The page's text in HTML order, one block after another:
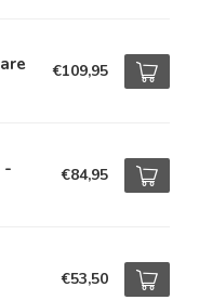
€109,95
- €84,95
€53,50